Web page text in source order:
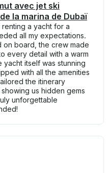
avec jet ski
la marina de Dubaï
a yacht for a
all my expectations.
on board, the crew made
every detail with a warm
itself was stunning
with all the amenities
the itinerary
us hidden gems
unforgettable